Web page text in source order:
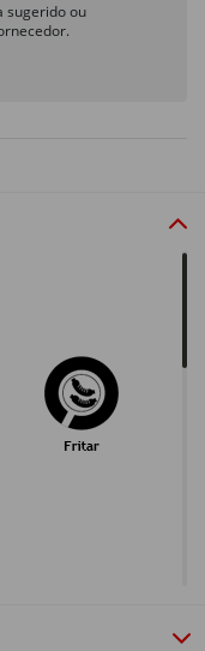
sugerido ou